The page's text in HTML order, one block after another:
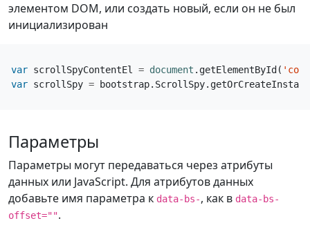
элементом DOM, или создать новый, если он не был
инициализирован
var scrollSpyContentEl = document . getElementById (
var scrollSpy = bootstrap. ScrollSpy.
Параметры
Параметры могут передаваться через атрибуты
данных или JavaScript. Для атрибутов данных
добавьте имя параметра к data-bs-, как в data-bs-
offset="".